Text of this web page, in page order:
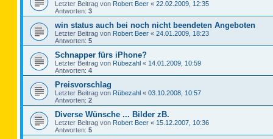
Letzter Beitrag von Robert Beer « 22.02.2009, 12:35
Antworten: 3
win status auch bei noch nicht beendeten Angeboten
Letzter Beitrag von Robert Beer « 24.01.2009, 18:23
Antworten: 5
Schnapper fürs iPhone?
Letzter Beitrag von Rübezahl « 14.01.2009, 10:59
Antworten: 4
Preisvorschlag
Letzter Beitrag von Rübezahl « 03.10.2008, 10:57
Antworten: 2
Diverse Wünsche ... Bilder zB.
Letzter Beitrag von Robert Beer « 15.12.2007, 10:36
Antworten: 5